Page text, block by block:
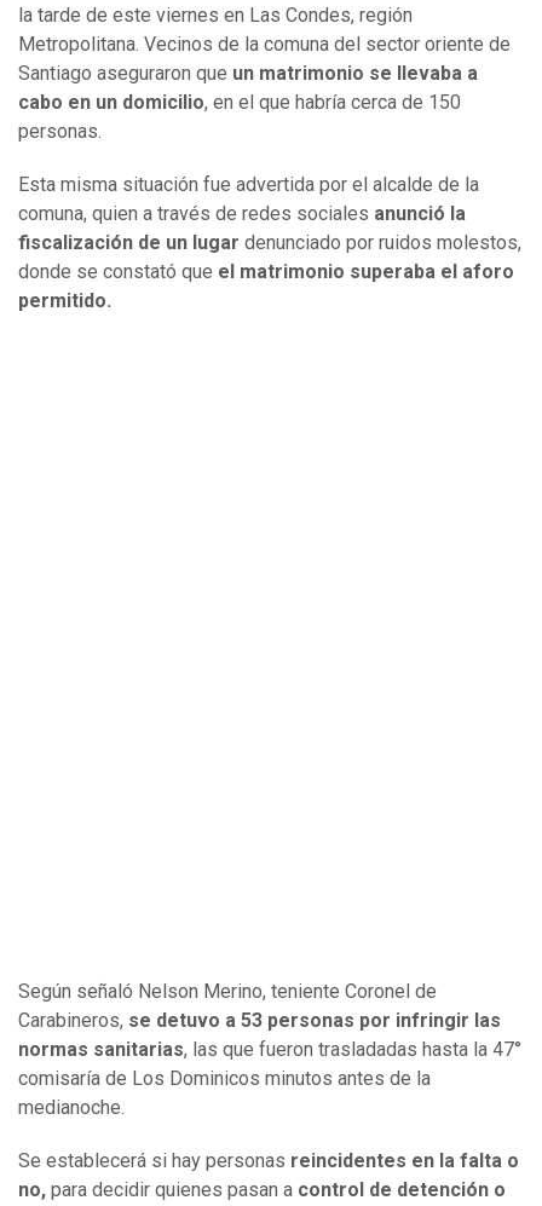
la tarde de este viernes en Las Condes, región
Metropolitana. Vecinos de la comuna del sector oriente de
Santiago aseguraron que un matrimonio se llevaba a
cabo en un domicilio, en el que habría cerca de 150
personas.
Esta misma situación fue advertida por el alcalde de la
comuna, quien a través de redes sociales anunció la
fiscalización de un lugar denunciado por ruidos molestos,
donde se constató que el matrimonio superaba el aforo
permitido.
Según señaló Nelson Merino, teniente Coronel de
Carabineros, se detuvo a 53 personas por infringir las
normas sanitarias, las que fueron trasladadas hasta la 47°
comisaría de Los Dominicos minutos antes de la
medianoche.
Se establecerá si hay personas reincidentes en la falta o
no, para decidir quienes pasan a control de detención o